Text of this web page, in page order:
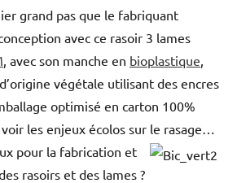
grand pas que le fabriquant
avec ce rasoir 3 lames
, avec son manche en bioplastique
végétale utilisant des encres
optimisé en carton 100%
les enjeux écolos sur le rasage…
pour la fabrication et
rasoirs et des lames ?